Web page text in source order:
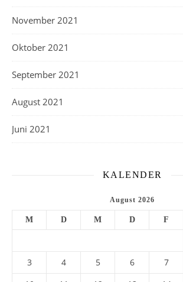
November 2021
Oktober 2021
September 2021
August 2021
Juni 2021
KALENDER
August 2026
M D M D F
3
4 5 6 7